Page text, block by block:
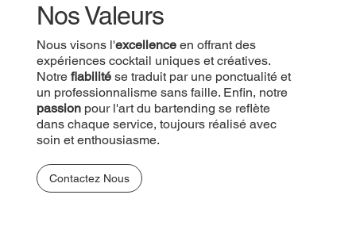
Nos Valeurs
Nous visons l'excellenceen offrant des
expériences cocktail uniques et créatives.
Notre fiabilité se traduit par une ponctualité et
un professionnalisme sans faille. Enfin, notre
passionpour l'art du bartending se reflète
dans chaque service, toujours réalisé avec
soin et enthousiasme.
Contactez Nous